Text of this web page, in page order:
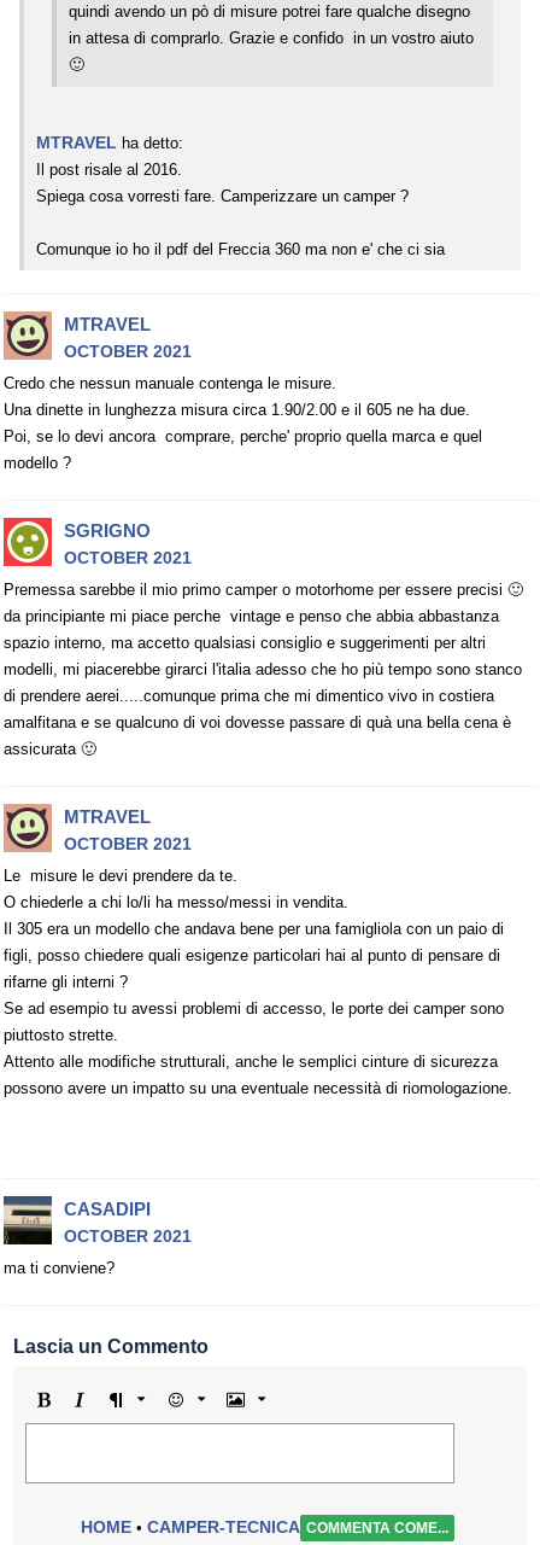
quindi avendo un pò di misure potrei fare qualche disegno
in attesa di comprarlo. Grazie e confido in un vostro aiuto
🙂
MTRAVEL ha detto:
Il post risale al 2016.
Spiega cosa vorresti fare. Camperizzare un camper ?
Comunque io ho il pdf del Freccia 360 ma non e' che ci sia
MTRAVEL
OCTOBER 2021
Credo che nessun manuale contenga le misure.
Una dinette in lunghezza misura circa 1.90/2.00 e il 605 ne ha due.
Poi, se lo devi ancora comprare, perche' proprio quella marca e quel
modello ?
SGRIGNO
OCTOBER 2021
Premessa sarebbe il mio primo camper o motorhome per essere precisi 🙂
da principiante mi piace perche vintage e penso che abbia abbastanza
spazio interno, ma accetto qualsiasi consiglio e suggerimenti per altri
modelli, mi piacerebbe girarci l'italia adesso che ho più tempo sono stanco
di prendere aerei.....comunque prima che mi dimentico vivo in costiera
amalfitana e se qualcuno di voi dovesse passare di quà una bella cena è
assicurata 🙂
MTRAVEL
OCTOBER 2021
Le misure le devi prendere da te.
O chiederle a chi lo/li ha messo/messi in vendita.
Il 305 era un modello che andava bene per una famigliola con un paio di
figli, posso chiedere quali esigenze particolari hai al punto di pensare di
rifarne gli interni ?
Se ad esempio tu avessi problemi di accesso, le porte dei camper sono
piuttosto strette.
Attento alle modifiche strutturali, anche le semplici cinture di sicurezza
possono avere un impatto su una eventuale necessità di riomologazione.
CASADIPI
OCTOBER 2021
ma ti conviene?
Lascia un Commento
GrassettoCorsivo Formato Emoji
HOME • CAMPER-TECNICA COMMENTA COME...